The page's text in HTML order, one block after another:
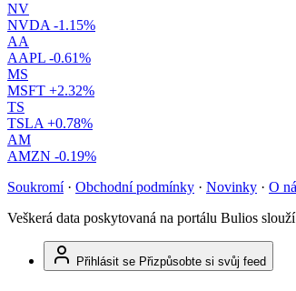
NV
NVDA -1.15%
AA
AAPL -0.61%
MS
MSFT +2.32%
TS
TSLA +0.78%
AM
AMZN -0.19%
Soukromí · Obchodní podmínky · Novinky · O
Veškerá data poskytovaná na portálu Bulios
Přihlásit se Přizpůsobte si svůj feed